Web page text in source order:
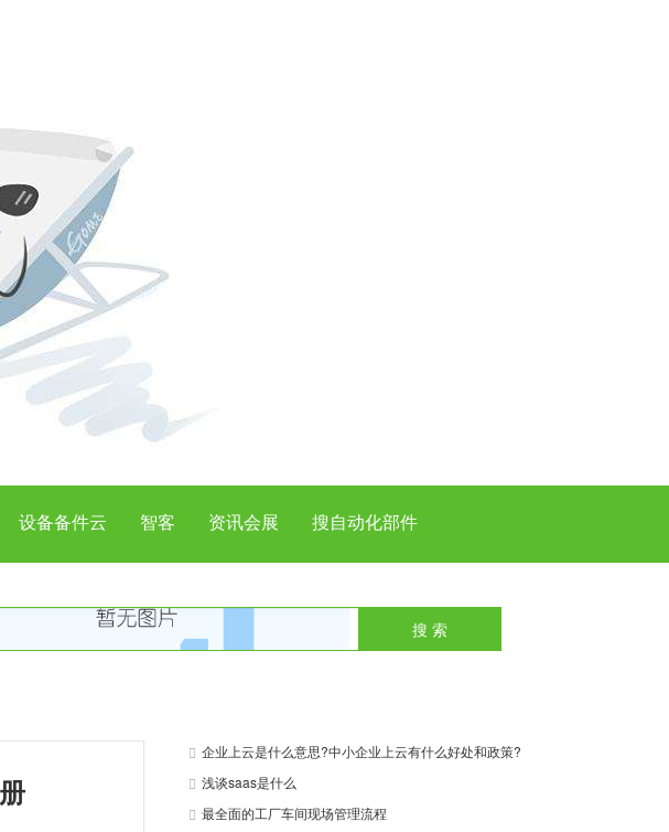
设备备件云 智客 资讯会展 搜自动化部件
搜 索
企业上云是什么意思?中小企业上云有什么好处和政策?
浅谈saas是什么
最全面的工厂车间现场管理流程